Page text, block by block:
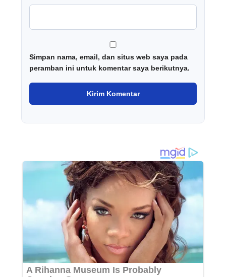
Simpan nama, email, dan situs web saya pada
peramban ini untuk komentar saya berikutnya.